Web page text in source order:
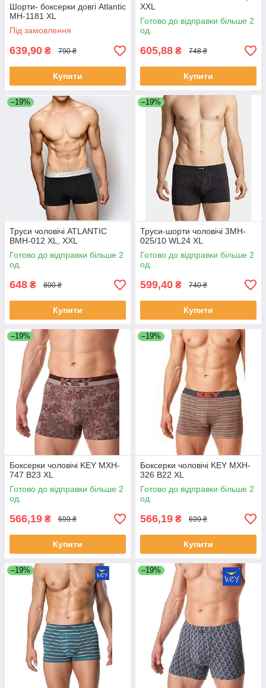
Шорти- боксерки довгі Atlantic
MH-1181 XL
Під замовлення
639,90 ₴ 790 ₴
Купити
XXL
Готово до відправки більше 2
од.
605,88 ₴ 748 ₴
Купити
–19%
Труси чоловічі ATLANTIC
BMH-012 XL, XXL
Готово до відправки більше 2
од.
648 ₴ 800 ₴
Купити
–19%
Труси-шорти чоловічі 3MH-
025/10 WL24 XL
Готово до відправки більше 2
од.
599,40 ₴ 740 ₴
Купити
–19%
Боксерки чоловічі KEY MXH-
747 B23 XL
Готово до відправки більше 2
од.
566,19 ₴ 699 ₴
Купити
–19%
Боксерки чоловічі KEY MXH-
326 B22 XL
Готово до відправки більше 2
од.
566,19 ₴ 699 ₴
Купити
–19% –19%